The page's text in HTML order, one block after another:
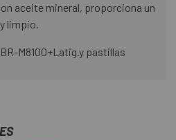
aceite mineral, proporciona un
limpio.
M8100+Latig.y pastillas